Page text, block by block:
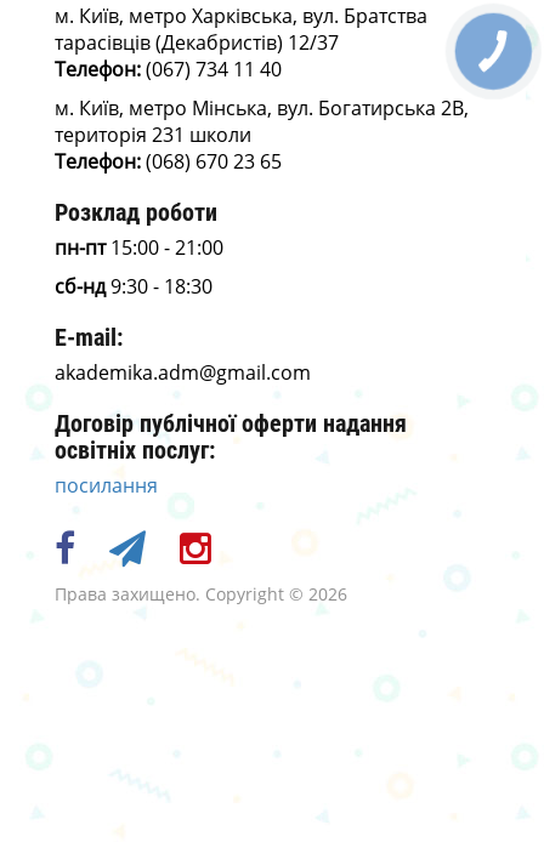
м. Київ, метро Харківська, вул. Братства
тарасівців (Декабристів) 12/37
Телефон:(067) 734 11 40
м. Київ, метро Мінська, вул. Богатирська 2В,
територія 231 школи
Телефон:(068) 670 23 65
Розклад роботи
пн-пт15:00 - 21:00
сб-нд9:30 - 18:30
E-mail:
akademika.adm@gmail.com
Договір публічної оферти надання
освітніх послуг:
посилання
Права захищено. Copyright © 2026